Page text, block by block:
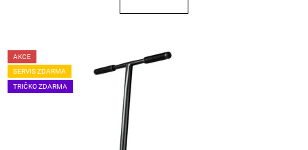
AKCE
SERVIS ZDARMA
TRIČKO ZDARMA